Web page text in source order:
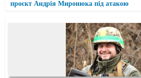
проєкт Андрія Миронюка під атакою